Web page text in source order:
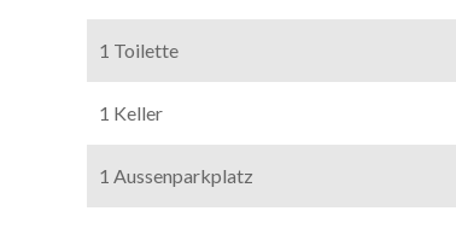
1 Toilette
1 Keller
1 Aussenparkplatz